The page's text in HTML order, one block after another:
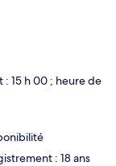
15 h 00 ; heure de
: 18 ans